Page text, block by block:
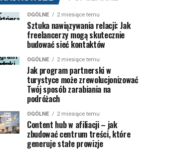
OGÓLNE 2 miesiące temu
Sztuka nawiązywania relacji: Jak
freelancerzy mogą skutecznie
budować sieć kontaktów
OGÓLNE 2 miesiące temu
Jak program partnerski w
turystyce może zrewolucjonizować
Twój sposób zarabiania na
podróżach
OGÓLNE 2 miesiące temu
Content hub w afiliacji – jak
zbudować centrum treści, które
generuje stałe prowizje